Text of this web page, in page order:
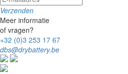
Verzenden
Meer informatie
of vragen?
+32 (0)3 253 17 67
dbs@drybattery.be